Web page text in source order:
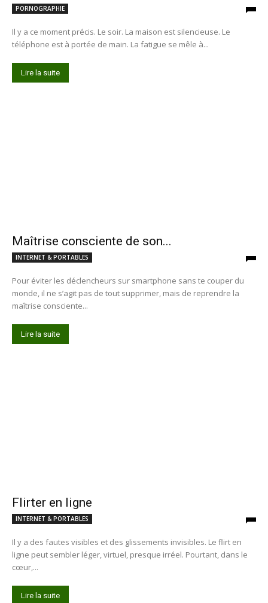
PORNOGRAPHIE
Il y a ce moment précis. Le soir. La maison est silencieuse. Le
téléphone est à portée de main. La fatigue se mêle à...
Lire la suite
Maîtrise consciente de son...
INTERNET & PORTABLES
Pour éviter les déclencheurs sur smartphone sans te couper du
monde, il ne s’agit pas de tout supprimer, mais de reprendre la
maîtrise consciente...
Lire la suite
Flirter en ligne
INTERNET & PORTABLES
Il y a des fautes visibles et des glissements invisibles. Le flirt en
ligne peut sembler léger, virtuel, presque irréel. Pourtant, dans le
cœur,...
Lire la suite